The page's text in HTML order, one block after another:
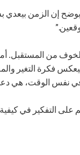
إن الزمن بيعدي
من المستقبل.
فكرة التغير
نفس الوقت، هي
التفكير في كيفية